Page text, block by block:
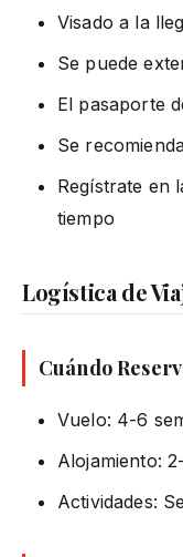
Visado a la
Se puede
El pasaporte
Se
Regístrate en
tiempo
Logística de
Cuándo
Vuelo: 4-6
Alojamiento:
Actividades: